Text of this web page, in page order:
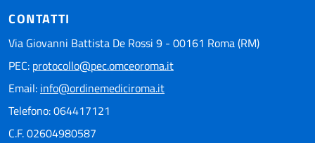
CONTATTI
Via Giovanni Battista De Rossi 9 - 00161 Roma (RM)
PEC: protocollo@pec.omceoroma.it
Email: info@ordinemediciroma.it
Telefono: 064417121
C.F. 02604980587